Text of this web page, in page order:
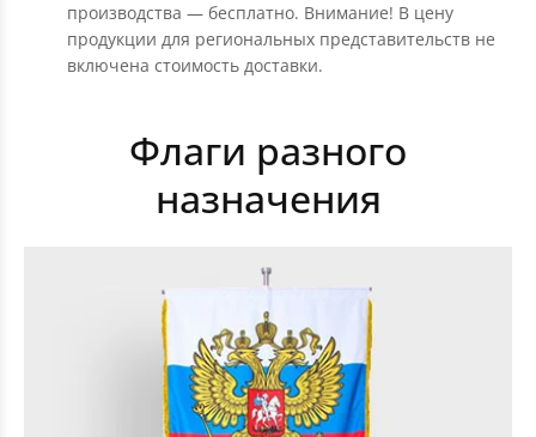
производства — бесплатно. Внимание! В цену
продукции для региональных представительств не
включена стоимость доставки.
Флаги разного
назначения